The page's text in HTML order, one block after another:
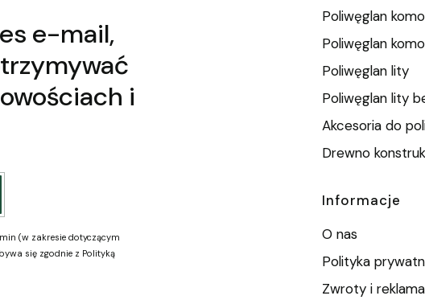
e-mail,
i
(w zakresie dotyczącym
się zgodnie z Polityką
Poliwęglan
Poliwęglan
Poliwęglan lity
Poliwęglan lity
Akcesoria do
Drewno
Informacje
O nas
Polityka
Zwroty i